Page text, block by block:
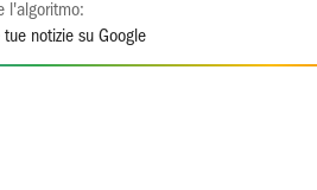
l'algoritmo:
notizie su Google